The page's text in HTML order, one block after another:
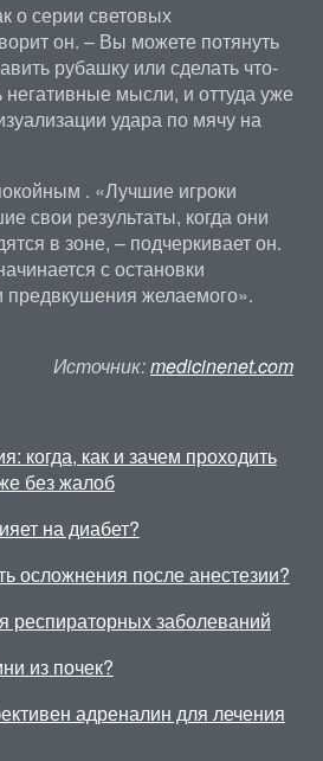
о серии световых
он. – Вы можете потянуть
рубашку или сделать что-
негативные мысли, и оттуда уже
удара по мячу на
. «Лучшие игроки
свои результаты, когда они
в зоне, – подчеркивает он.
с остановки
желаемого».
Источник:medicinenet.com
когда, как и зачем проходить
без жалоб
на диабет?
осложнения после анестезии?
респираторных заболеваний
из почек?
адреналин для лечения